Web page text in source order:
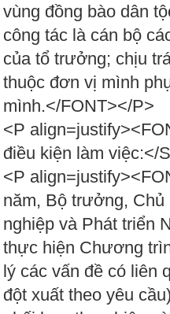
vùng đồng bào dân
công tác là cán bộ
của tổ trưởng; chịu
thuộc đơn vị mình
mình.</FONT></P>
<P
điều kiện làm việc:</
<P
năm, Bộ trưởng,
nghiệp và Phát triển
thực hiện Chương
lý các vấn đề có liên
đột xuất theo yêu